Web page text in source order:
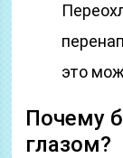
это
Почему
глазом?